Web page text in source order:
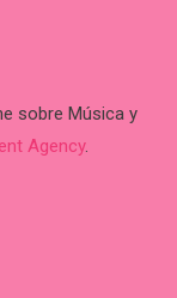
sobre Música y
Agency.